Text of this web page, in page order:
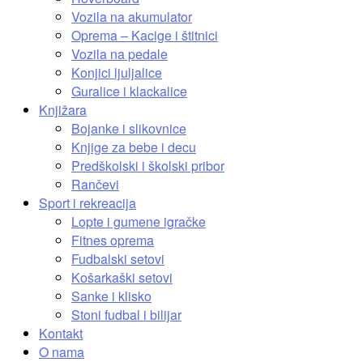
Vozila na akumulator
Oprema – Kacige i štitnici
Vozila na pedale
Konjici ljuljalice
Guralice i klackalice
Knjižara
Bojanke i slikovnice
Knjige za bebe i decu
Predškolski i školski pribor
Rančevi
Sport i rekreacija
Lopte i gumene igračke
Fitnes oprema
Fudbalski setovi
Košarkaški setovi
Sanke i klisko
Stoni fudbal i bilijar
Kontakt
O nama